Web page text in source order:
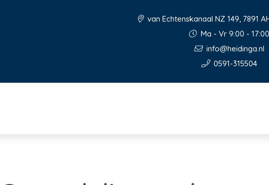
van Echtenskanaal NZ 149, 7891
Ma - Vr 9:00 - 17:00
info@heidinga.nl
0591-315504